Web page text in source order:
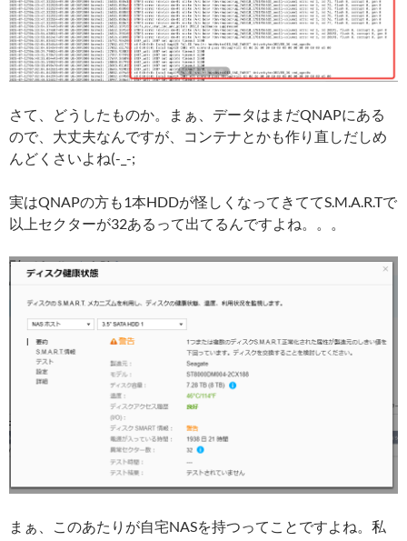
さて、どうしたものか。まぁ、データはまだQNAPにある
ので、大丈夫なんですが、コンテナとかも作り直しだしめ
んどくさいよね(-_-;
実はQNAPの方も1本HDDが怪しくなってきててS.M.A.R.Tで
以上セクターが32あるって出てるんですよね。。。
まぁ、このあたりが自宅NASを持つってことですよね。私